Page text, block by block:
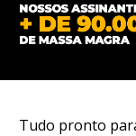
Tudo pronto